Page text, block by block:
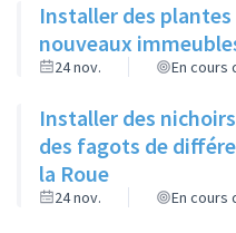
Installer des
nouveaux
24 nov. En cours
Installer des
des fagots de
la Roue
24 nov. En cours